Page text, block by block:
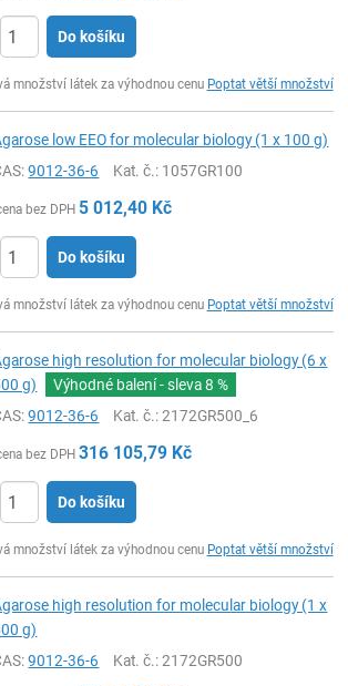
Do košíku
množství látek za výhodnou cenu Poptat větší množství
low EEO for molecular biology (1 x 100 g)
9012-36-6 Kat. č.: 1057GR100
bez DPH 5 012,40 Kč
Do košíku
množství látek za výhodnou cenu Poptat větší množství
high resolution for molecular biology (6 x
g)
Výhodné balení - sleva8 %
9012-36-6 Kat. č.: 2172GR500_6
bez DPH 316 105,79 Kč
Do košíku
množství látek za výhodnou cenu Poptat větší množství
high resolution for molecular biology (1 x
g)
9012-36-6 Kat. č.: 2172GR500